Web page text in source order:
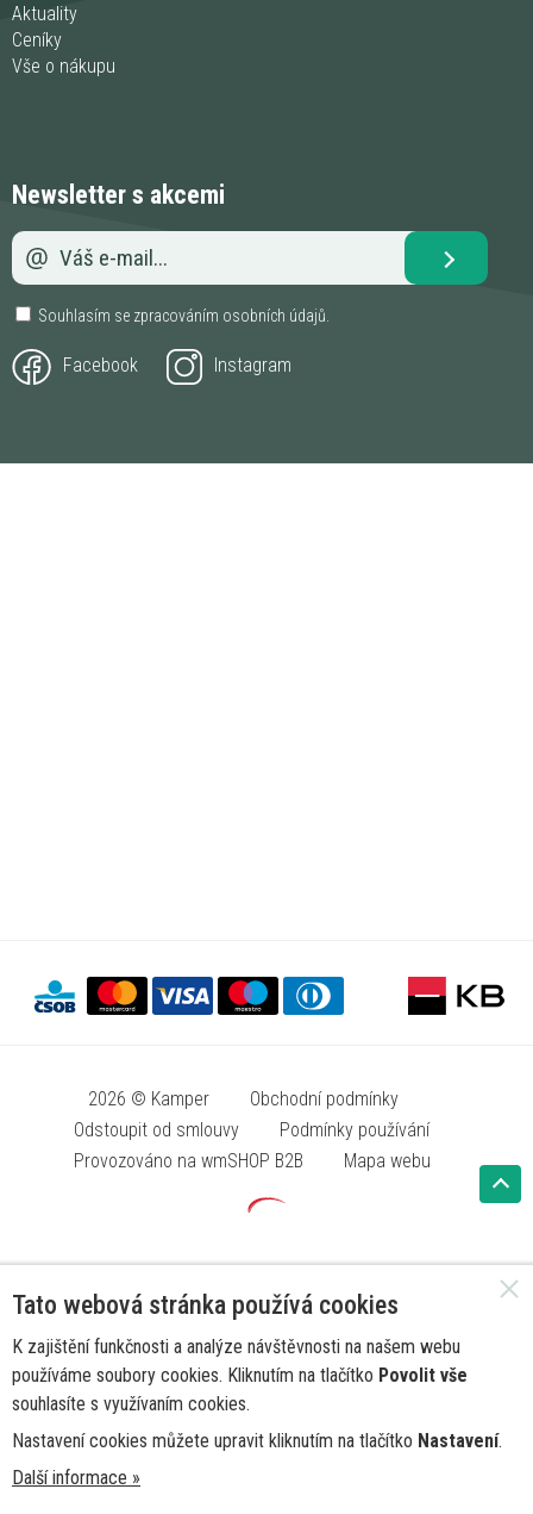
Aktuality
Ceníky
Vše o nákupu
Newsletter s akcemi
Souhlasím se zpracováním osobních údajů.
Facebook Instagram
2026 © Kamper
Obchodní podmínky
Odstoupit od smlouvy
Podmínky používání
Provozováno na wmSHOP B2B
Mapa webu
Tato webová stránka používá cookies
K zajištění funkčnosti a analýze návštěvnosti na našem webu
používáme soubory cookies. Kliknutím na tlačítko Povolit vše
souhlasíte s využívaním cookies.
Nastavení cookies můžete upravit kliknutím na tlačítko Nastavení.
Další informace »